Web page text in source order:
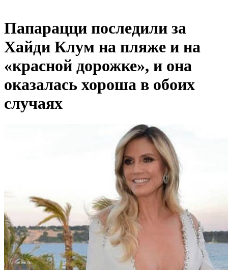
Папарацци последили за
Хайди Клум на пляже и на
«красной дорожке», и она
оказалась хороша в обоих
случаях